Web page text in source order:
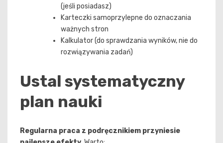
(jeśli posiadasz)
Karteczki samoprzylepne do oznaczania
ważnych stron
Kalkulator (do sprawdzania wyników, nie do
rozwiązywania zadań)
Ustal systematyczny
plan nauki
Regularna praca z podręcznikiem przyniesie